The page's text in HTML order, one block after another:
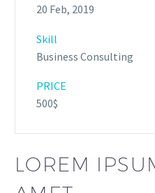
20 Feb, 2019
Skill
Business Consulting
PRICE
500$
LOREM